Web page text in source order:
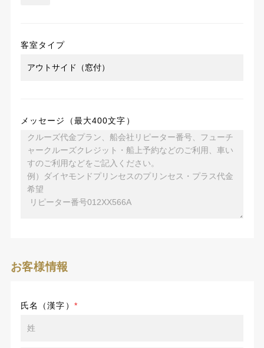
客室タイプ
メッセージ（最大400文字）
お客様情報
氏名（漢字） *